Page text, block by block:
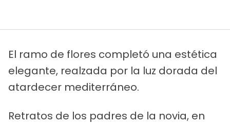
El ramo de flores completó una estética
elegante, realzada por la luz dorada del
atardecer mediterráneo.
Retratos de los padres de la novia, en